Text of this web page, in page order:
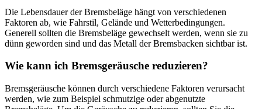
Die Lebensdauer der Bremsbeläge hängt von verschiedenen
Faktoren ab, wie Fahrstil, Gelände und Wetterbedingungen.
Generell sollten die Bremsbeläge gewechselt werden, wenn sie zu
dünn geworden sind und das Metall der Bremsbacken sichtbar ist.
Wie kann ich Bremsgeräusche reduzieren?
Bremsgeräusche können durch verschiedene Faktoren verursacht
werden, wie zum Beispiel schmutzige oder abgenutzte